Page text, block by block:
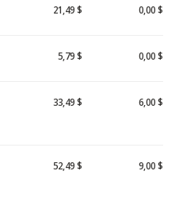
21,49 $ 0,00 $
5,79 $ 0,00 $
33,49 $ 6,00 $
52,49 $ 9,00 $